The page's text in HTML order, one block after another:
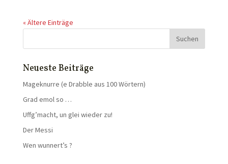
« Ältere Einträge
Neueste Beiträge
Mageknurre (e Drabble aus 100 Wörtern)
Grad emol so …
Uffg’macht, un glei wieder zu!
Der Messi
Wen wunnert’s ?